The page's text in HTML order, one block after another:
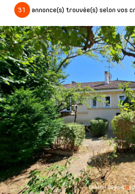
31 annonce(s) trouvée(s) selon vos